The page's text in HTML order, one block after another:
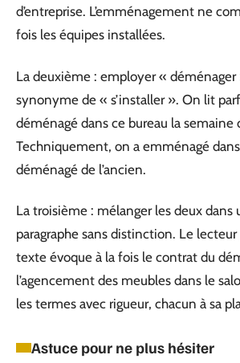
d’entreprise. L’emménagement ne
fois les équipes installées.
La deuxième : employer «
synonyme de « s’installer ». On lit
déménagé dans ce bureau la semaine
Techniquement, on a emménagé
déménagé de l’ancien.
La troisième : mélanger les deux dans
paragraphe sans distinction. Le
texte évoque à la fois le contrat du
l’agencement des meubles dans le
les termes avec rigueur, chacun à sa
Astuce pour ne plus hésiter